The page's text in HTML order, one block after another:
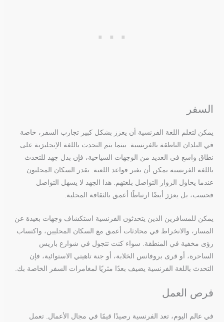
السفر
يمكن لتعلم اللغة الفرنسية أن يعزز بشكل كبير تجارب السفر، خاصة
في البلدان الناطقة بالفرنسية. بينما يتم التحدث باللغة الإنجليزية على
نطاق واسع في العديد من الوجهات السياحية، فإن بذل جهد للتحدث
باللغة الفرنسية يمكن أن يغير قواعد اللعبة. يقدر السكان المحليون
عندما يحاول الزوار التواصل بلغتهم. هذا الجهد لا يسهل التواصل
فحسب، بل يعزز أيضًا ارتباطًا أعمق بالثقافة المحلية.
يمكن للمسافرين الذين يتحدثون الفرنسية استكشاف وجهات بعيدة عن
المسار، والانخراط في محادثات أعمق مع السكان المحليين، واكتساب
رؤى مخفية في المنطقة. سواء كنت تتجول في شوارع باريس
الساحرة، أو قرى بروفانس الخلابة، أو جنة تاهيتي الاستوائية، فإن
التحدث باللغة الفرنسية يضيف بعدًا مثريًا لمغامرات السفر الخاصة بك.
فرص العمل
في عالم اليوم، تعد الفرنسية رصيدًا قيمًا في مجال الأعمال. تعمل